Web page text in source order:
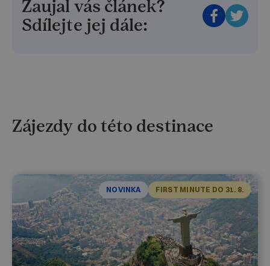
Zaujal vás článek?
Sdílejte jej dále:
Zájezdy do této destinace
NOVINKA FIRST MINUTE DO 31. 8.